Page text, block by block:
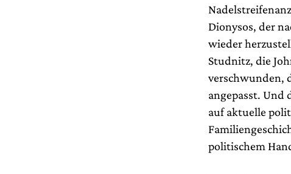
Dionysos, der
wieder
Studnitz, die
verschwunden,
angepasst. Und
auf aktuelle
politischem